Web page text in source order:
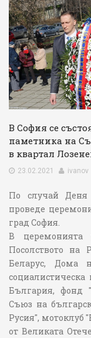
В София се
паметника на
в квартал
23.02.2021 ivanov
По случай Деня
проведе
град София.
В церемонията
Посолството на
Беларус, Дома
България, фонд
Съюз на
Русия", мотоклуб
от Великата